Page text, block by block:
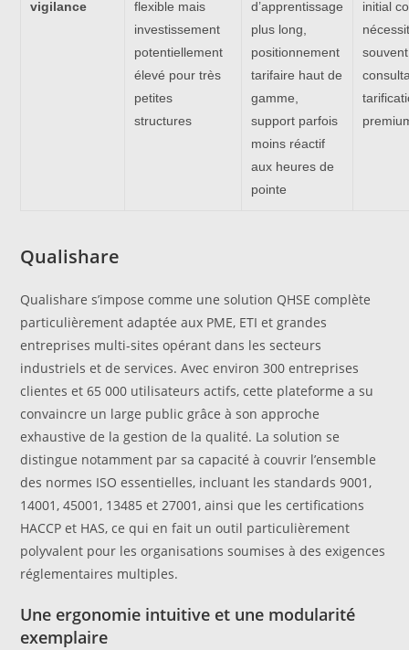
vigilance
flexible mais
investissement
potentiellement
élevé pour très
petites
structures
d’apprentissage
plus long,
positionnement
tarifaire haut de
gamme,
support parfois
moins réactif
aux heures de
pointe
initial
Qualishare
Qualishare s’impose comme une solution QHSE complète
particulièrement adaptée aux PME, ETI et grandes
entreprises multi-sites opérant dans les secteurs
industriels et de services. Avec environ 300 entreprises
clientes et 65 000 utilisateurs actifs, cette plateforme a su
convaincre un large public grâce à son approche
exhaustive de la gestion de la qualité. La solution se
distingue notamment par sa capacité à couvrir l’ensemble
des normes ISO essentielles, incluant les standards 9001,
14001, 45001, 13485 et 27001, ainsi que les certifications
HACCP et HAS, ce qui en fait un outil particulièrement
polyvalent pour les organisations soumises à des exigences
réglementaires multiples.
Une ergonomie intuitive et une modularité
exemplaire